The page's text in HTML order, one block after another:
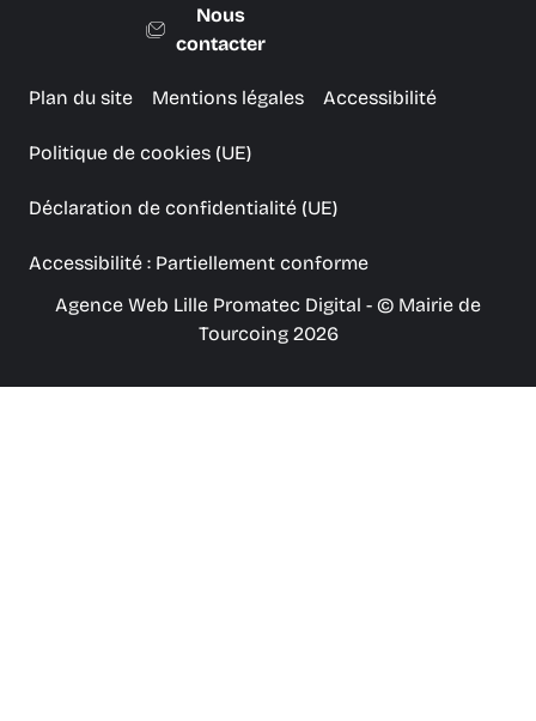
Nous
contacter
Plan du site Mentions légales Accessibilité
Politique de cookies (UE)
Déclaration de confidentialité (UE)
Accessibilité : Partiellement conforme
Agence Web Lille Promatec Digital - © Mairie de
Tourcoing 2026